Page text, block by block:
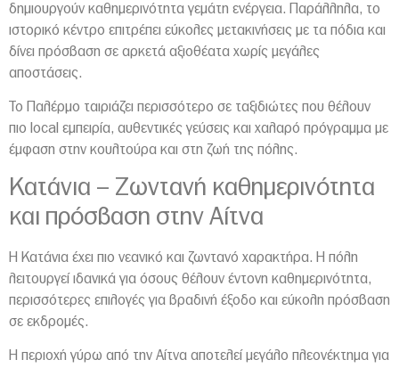
δημιουργούν καθημερινότητα γεμάτη ενέργεια. Παράλληλα, το
ιστορικό κέντρο επιτρέπει εύκολες μετακινήσεις με τα πόδια και
δίνει πρόσβαση σε αρκετά αξιοθέατα χωρίς μεγάλες
αποστάσεις.
Το Παλέρμο ταιριάζει περισσότερο σε ταξιδιώτες που θέλουν
πιο local εμπειρία, αυθεντικές γεύσεις και χαλαρό πρόγραμμα με
έμφαση στην κουλτούρα και στη ζωή της πόλης.
Κατάνια – Ζωντανή καθημερινότητα
και πρόσβαση στην Αίτνα
Η Κατάνια έχει πιο νεανικό και ζωντανό χαρακτήρα. Η πόλη
λειτουργεί ιδανικά για όσους θέλουν έντονη καθημερινότητα,
περισσότερες επιλογές για βραδινή έξοδο και εύκολη πρόσβαση
σε εκδρομές.
Η περιοχή γύρω από την Αίτνα αποτελεί μεγάλο πλεονέκτημα για